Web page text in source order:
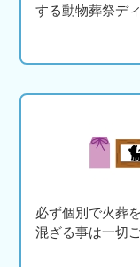
する動物葬祭デ
必ず個別で火葬
混ざる事は一切